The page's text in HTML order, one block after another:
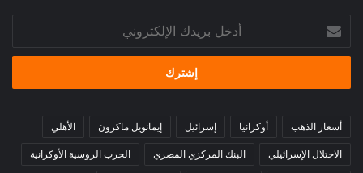
بريدك
الإلكتروني
أسعار الذهب أوكرانيا إسرائيل إيمانويل ماكرون الأهلي
الاحتلال الإسرائيلي البنك المركزي المصري الحرب الروسية الأوكرانية